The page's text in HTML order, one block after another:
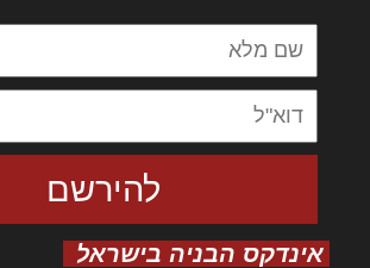
אינדקס הבניה בישראל